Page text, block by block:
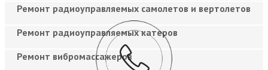
Ремонт радиоуправляемых самолетов и вертолетов
Ремонт радиоуправляемых катеров
Ремонт вибромассажеров